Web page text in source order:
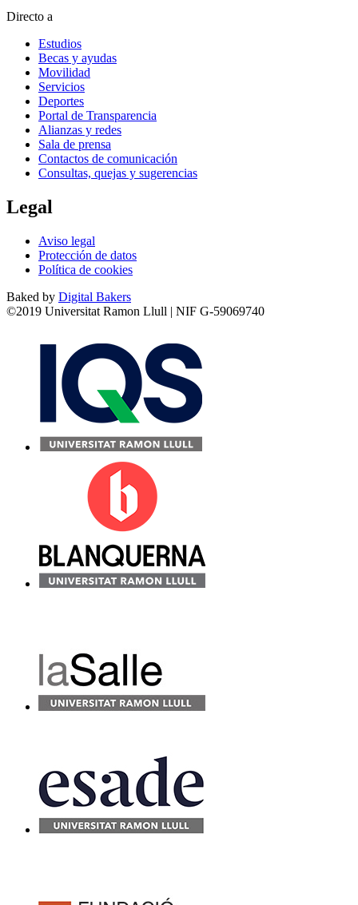
Directo a
Estudios
Becas y ayudas
Movilidad
Servicios
Deportes
Portal de Transparencia
Alianzas y redes
Sala de prensa
Contactos de comunicación
Consultas, quejas y sugerencias
Legal
Aviso legal
Protección de datos
Política de cookies
Baked by Digital Bakers
©2019 Universitat Ramon Llull | NIF G-59069740